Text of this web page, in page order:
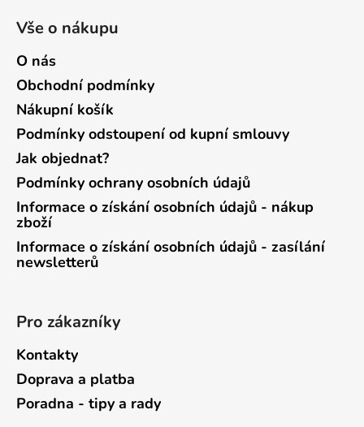
Vše o nákupu
O nás
Obchodní podmínky
Nákupní košík
Podmínky odstoupení od kupní smlouvy
Jak objednat?
Podmínky ochrany osobních údajů
Informace o získání osobních údajů - nákup
zboží
Informace o získání osobních údajů - zasílání
newsletterů
Pro zákazníky
Kontakty
Doprava a platba
Poradna - tipy a rady